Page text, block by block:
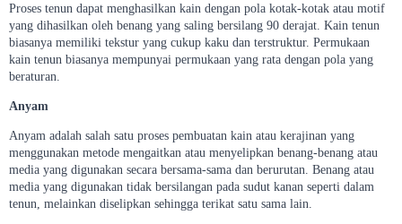
Proses tenun dapat menghasilkan kain dengan pola kotak-kotak atau motif
yang dihasilkan oleh benang yang saling bersilang 90 derajat. Kain tenun
biasanya memiliki tekstur yang cukup kaku dan terstruktur. Permukaan
kain tenun biasanya mempunyai permukaan yang rata dengan pola yang
beraturan.
Anyam
Anyam adalah salah satu proses pembuatan kain atau kerajinan yang
menggunakan metode mengaitkan atau menyelipkan benang-benang atau
media yang digunakan secara bersama-sama dan berurutan. Benang atau
media yang digunakan tidak bersilangan pada sudut kanan seperti dalam
tenun, melainkan diselipkan sehingga terikat satu sama lain.